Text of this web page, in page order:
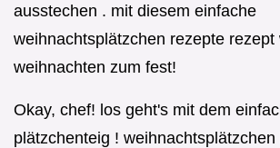
ausstechen . mit diesem einfache
weihnachtsplätzchen rezepte rezept
weihnachten zum fest!
Okay, chef! los geht's mit dem
plätzchenteig !